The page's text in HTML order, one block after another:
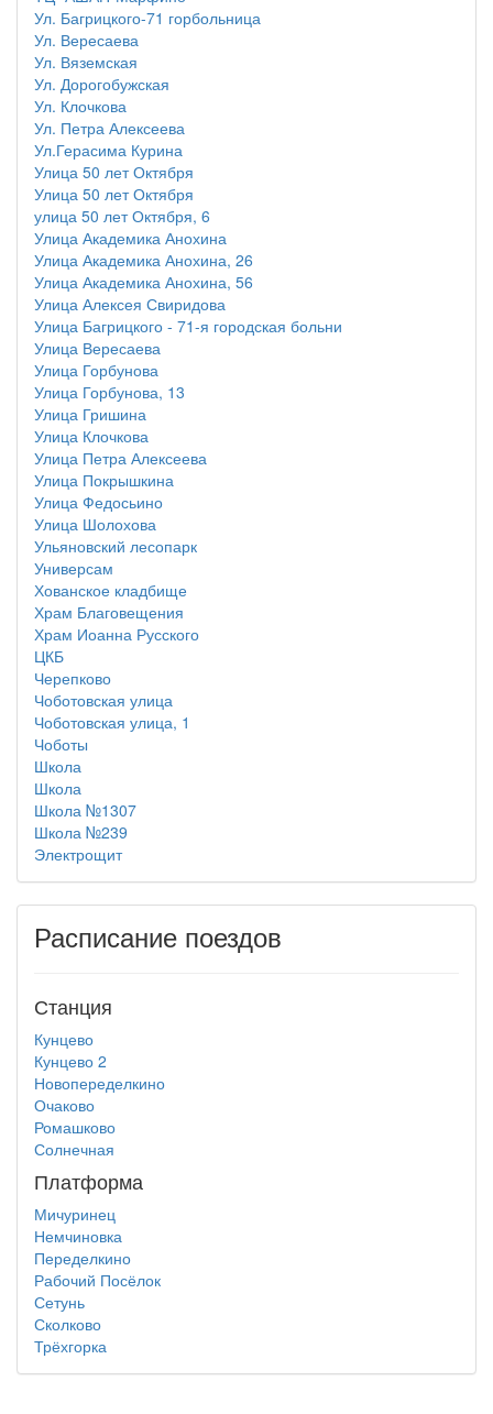
Ул. Багрицкого-71 горбольница
Ул. Вересаева
Ул. Вяземская
Ул. Дорогобужская
Ул. Клочкова
Ул. Петра Алексеева
Ул.Герасима Курина
Улица 50 лет Октября
Улица 50 лет Октября
улица 50 лет Октября, 6
Улица Академика Анохина
Улица Академика Анохина, 26
Улица Академика Анохина, 56
Улица Алексея Свиридова
Улица Багрицкого - 71-я городская больни
Улица Вересаева
Улица Горбунова
Улица Горбунова, 13
Улица Гришина
Улица Клочкова
Улица Петра Алексеева
Улица Покрышкина
Улица Федосьино
Улица Шолохова
Ульяновский лесопарк
Универсам
Хованское кладбище
Храм Благовещения
Храм Иоанна Русского
ЦКБ
Черепково
Чоботовская улица
Чоботовская улица, 1
Чоботы
Школа
Школа
Школа №1307
Школа №239
Электрощит
Расписание поездов
Станция
Кунцево
Кунцево 2
Новопеределкино
Очаково
Ромашково
Солнечная
Платформа
Мичуринец
Немчиновка
Переделкино
Рабочий Посёлок
Сетунь
Сколково
Трёхгорка